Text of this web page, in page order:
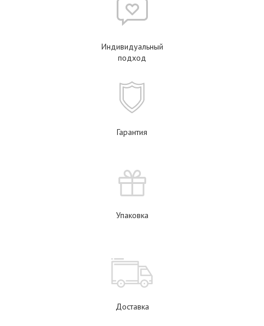
Индивидуальный
подход
Гарантия
Упаковка
Доставка